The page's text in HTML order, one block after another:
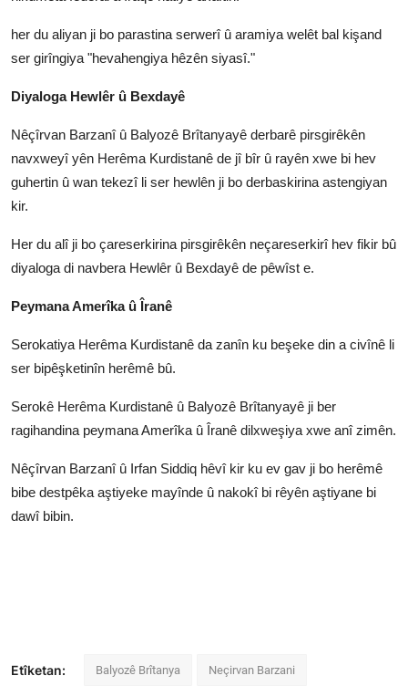
her du aliyan ji bo parastina serwerî û aramiya welêt bal kişand
ser girîngiya "hevahengiya hêzên siyasî."
Diyaloga Hewlêr û Bexdayê
Nêçîrvan Barzanî û Balyozê Brîtanyayê derbarê pirsgirêkên
navxweyî yên Herêma Kurdistanê de jî bîr û rayên xwe bi hev
guhertin û wan tekezî li ser hewlên ji bo derbaskirina astengiyan
kir.
Her du alî ji bo çareserkirina pirsgirêkên neçareserkirî hev fikir bû
diyaloga di navbera Hewlêr û Bexdayê de pêwîst e.
Peymana Amerîka û Îranê
Serokatiya Herêma Kurdistanê da zanîn ku beşeke din a civînê li
ser bipêşketinîn herêmê bû.
Serokê Herêma Kurdistanê û Balyozê Brîtanyayê ji ber
ragihandina peymana Amerîka û Îranê dilxweşiya xwe anî zimên.
Nêçîrvan Barzanî û Irfan Siddiq hêvî kir ku ev gav ji bo herêmê
bibe destpêka aştiyeke mayînde û nakokî bi rêyên aştiyane bi
dawî bibin.
Etîketan: Balyozê Brîtanya Neçirvan Barzani